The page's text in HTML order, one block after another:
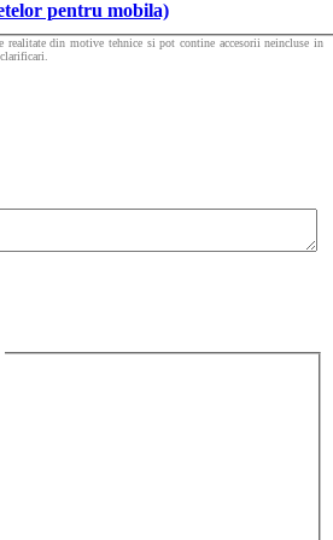
pentru mobila)
realitate din motive tehnice si pot contine accesorii neincluse in